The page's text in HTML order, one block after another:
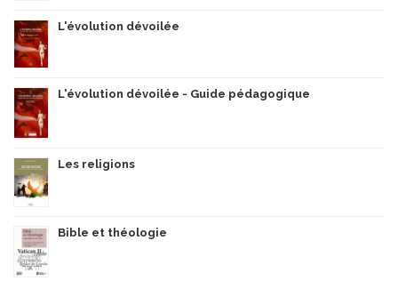
L'évolution dévoilée
L'évolution dévoilée - Guide pédagogique
Les religions
Bible et théologie